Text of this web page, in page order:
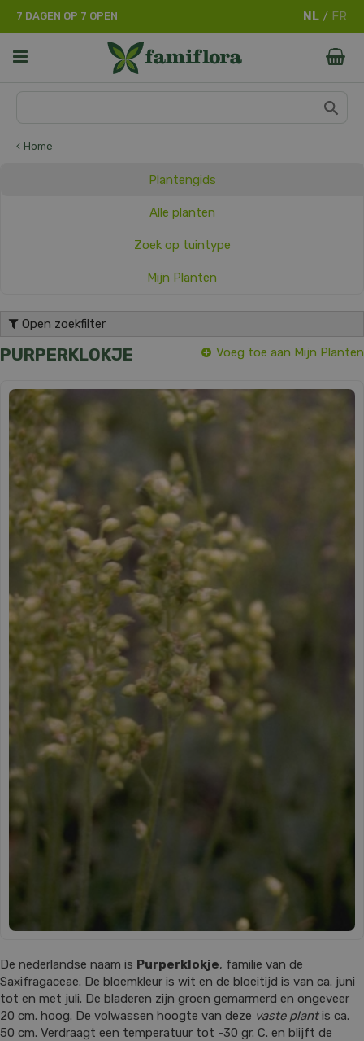
Home
7 DAGEN OP 7 OPEN
Plantengids
Alle planten
Zoek op tuintype
Mijn Planten
Open zoekfilter
PURPERKLOKJE Voeg toe aan Mijn Planten
De nederlandse naam is Purperklokje, familie van de
Saxifragaceae. De bloemkleur is wit en de bloeitijd is van ca. juni
tot en met juli. De bladeren zijn groen gemarmerd en ongeveer
20 cm. hoog. De volwassen hoogte van deze vaste plantis ca.
50 cm. Verdraagt een temperatuur tot -30 gr. C. en blijft de